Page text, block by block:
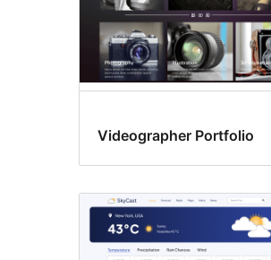
Videographer Portfolio